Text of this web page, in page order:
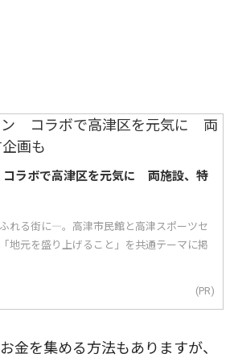
ラボで高津区を元気に 両施設、特
れる街に―。高津市民館と高津スポーツセ
地元を盛り上げること」を共通テーマに掲
(PR)
金を集める方法もありますが、